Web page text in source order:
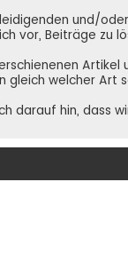
und/
vor, Beiträge zu
gleich welcher Art
darauf hin, dass